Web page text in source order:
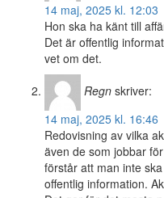
14 maj, 2025 kl. 12:03
Hon ska ha känt till
Det är offentlig
vet om det.
Regn skriver:
14 maj, 2025 kl. 16:46
Redovisning av vilka
även de som jobbar
förstår att man inte
offentlig information.